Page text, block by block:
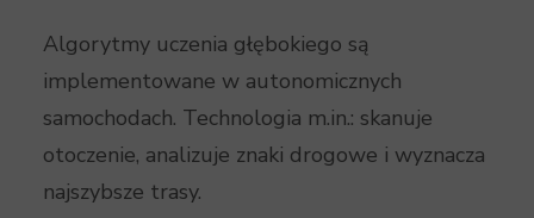
Algorytmy uczenia głębokiego są
implementowane w autonomicznych
samochodach. Technologia m.in.: skanuje
otoczenie, analizuje znaki drogowe i wyznacza
najszybsze trasy.